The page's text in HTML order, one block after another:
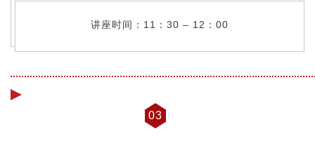
讲座时间：11：30 – 12：00
03